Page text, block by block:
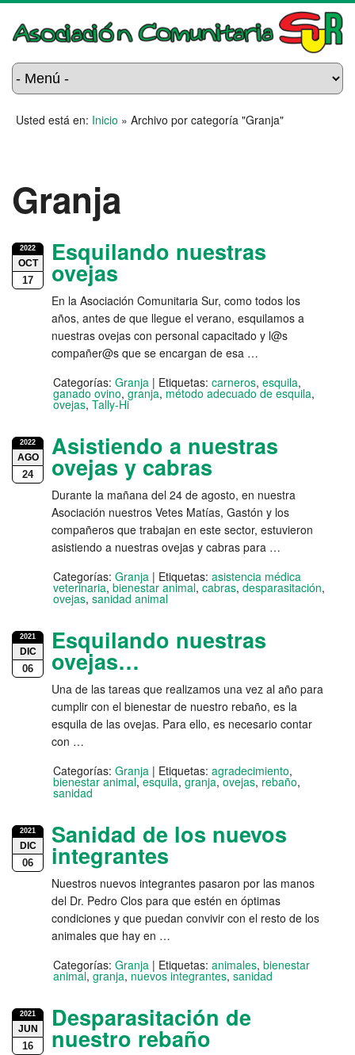
Usted está en: Inicio » Archivo por categoría "Granja"
Granja
2022
OCT
17
Esquilando nuestras
ovejas
En la Asociación Comunitaria Sur, como todos los
años, antes de que llegue el verano, esquilamos a
nuestras ovejas con personal capacitado y l@s
compañer@s que se encargan de esa …
Categorías: Granja | Etiquetas: carneros, esquila,
ganado ovino, granja, método adecuado de esquila,
ovejas, Tally-Hi
2022
AGO
24
Asistiendo a nuestras
ovejas y cabras
Durante la mañana del 24 de agosto, en nuestra
Asociación nuestros Vetes Matías, Gastón y los
compañeros que trabajan en este sector, estuvieron
asistiendo a nuestras ovejas y cabras para …
Categorías: Granja | Etiquetas: asistencia médica
veterinaria, bienestar animal, cabras, desparasitación,
ovejas, sanidad animal
2021
DIC
06
Esquilando nuestras
ovejas…
Una de las tareas que realizamos una vez al año para
cumplir con el bienestar de nuestro rebaño, es la
esquila de las ovejas. Para ello, es necesario contar
con …
Categorías: Granja | Etiquetas: agradecimiento,
bienestar animal,esquila, granja,ovejas, rebaño,
sanidad
2021
DIC
06
Sanidad de los nuevos
integrantes
Nuestros nuevos integrantes pasaron por las manos
del Dr. Pedro Clos para que estén en óptimas
condiciones y que puedan convivir con el resto de los
animales que hay en …
Categorías: Granja | Etiquetas: animales, bienestar
animal, granja, nuevos integrantes, sanidad
2021
JUN
16
Desparasitación de
nuestro rebaño